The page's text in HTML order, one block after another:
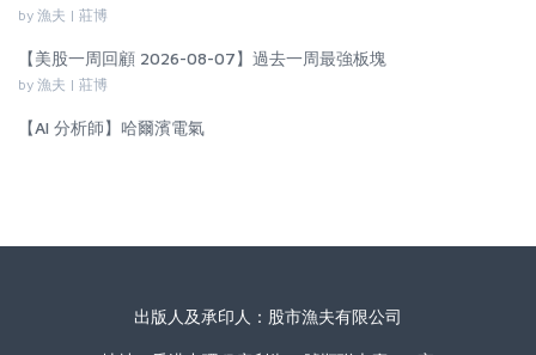
by 漁夫 | 莊博
【美股一周回顧 2026-08-07】過去一周最強板塊
by 漁夫 | 莊博
【AI 分析師】哈爾濱電氣
出版人及承印人：股市漁夫有限公司